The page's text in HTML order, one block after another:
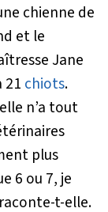
chienne de
et le
Jane
21 chiots.
n’a tout
plus
6 ou 7, je
t-elle.